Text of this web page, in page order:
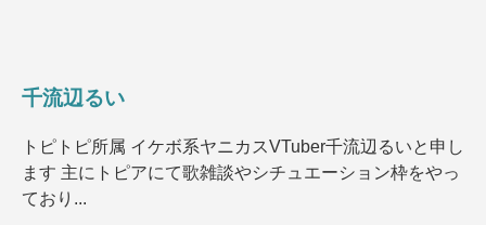
千流辺るい
トピトピ所属 イケボ系ヤニカスVTuber千流辺るいと申し
ます 主にトピアにて歌雑談やシチュエーション枠をやっ
ており...